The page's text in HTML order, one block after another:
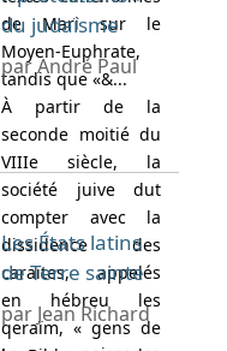
de Mari sur le
Moyen-Euphrate,
tandis que «&...
du judaïsme
par André Paul
À partir de la
seconde moitié du
VIIIe siècle, la
société juive dut
compter avec la
dissidence des
caraïtes, appelés
en hébreu les
qeraïm, « gens de
Les États latins
de Terre sainte
par Jean Richard